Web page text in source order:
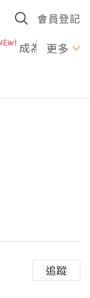
會員登記
成為U更多
追蹤